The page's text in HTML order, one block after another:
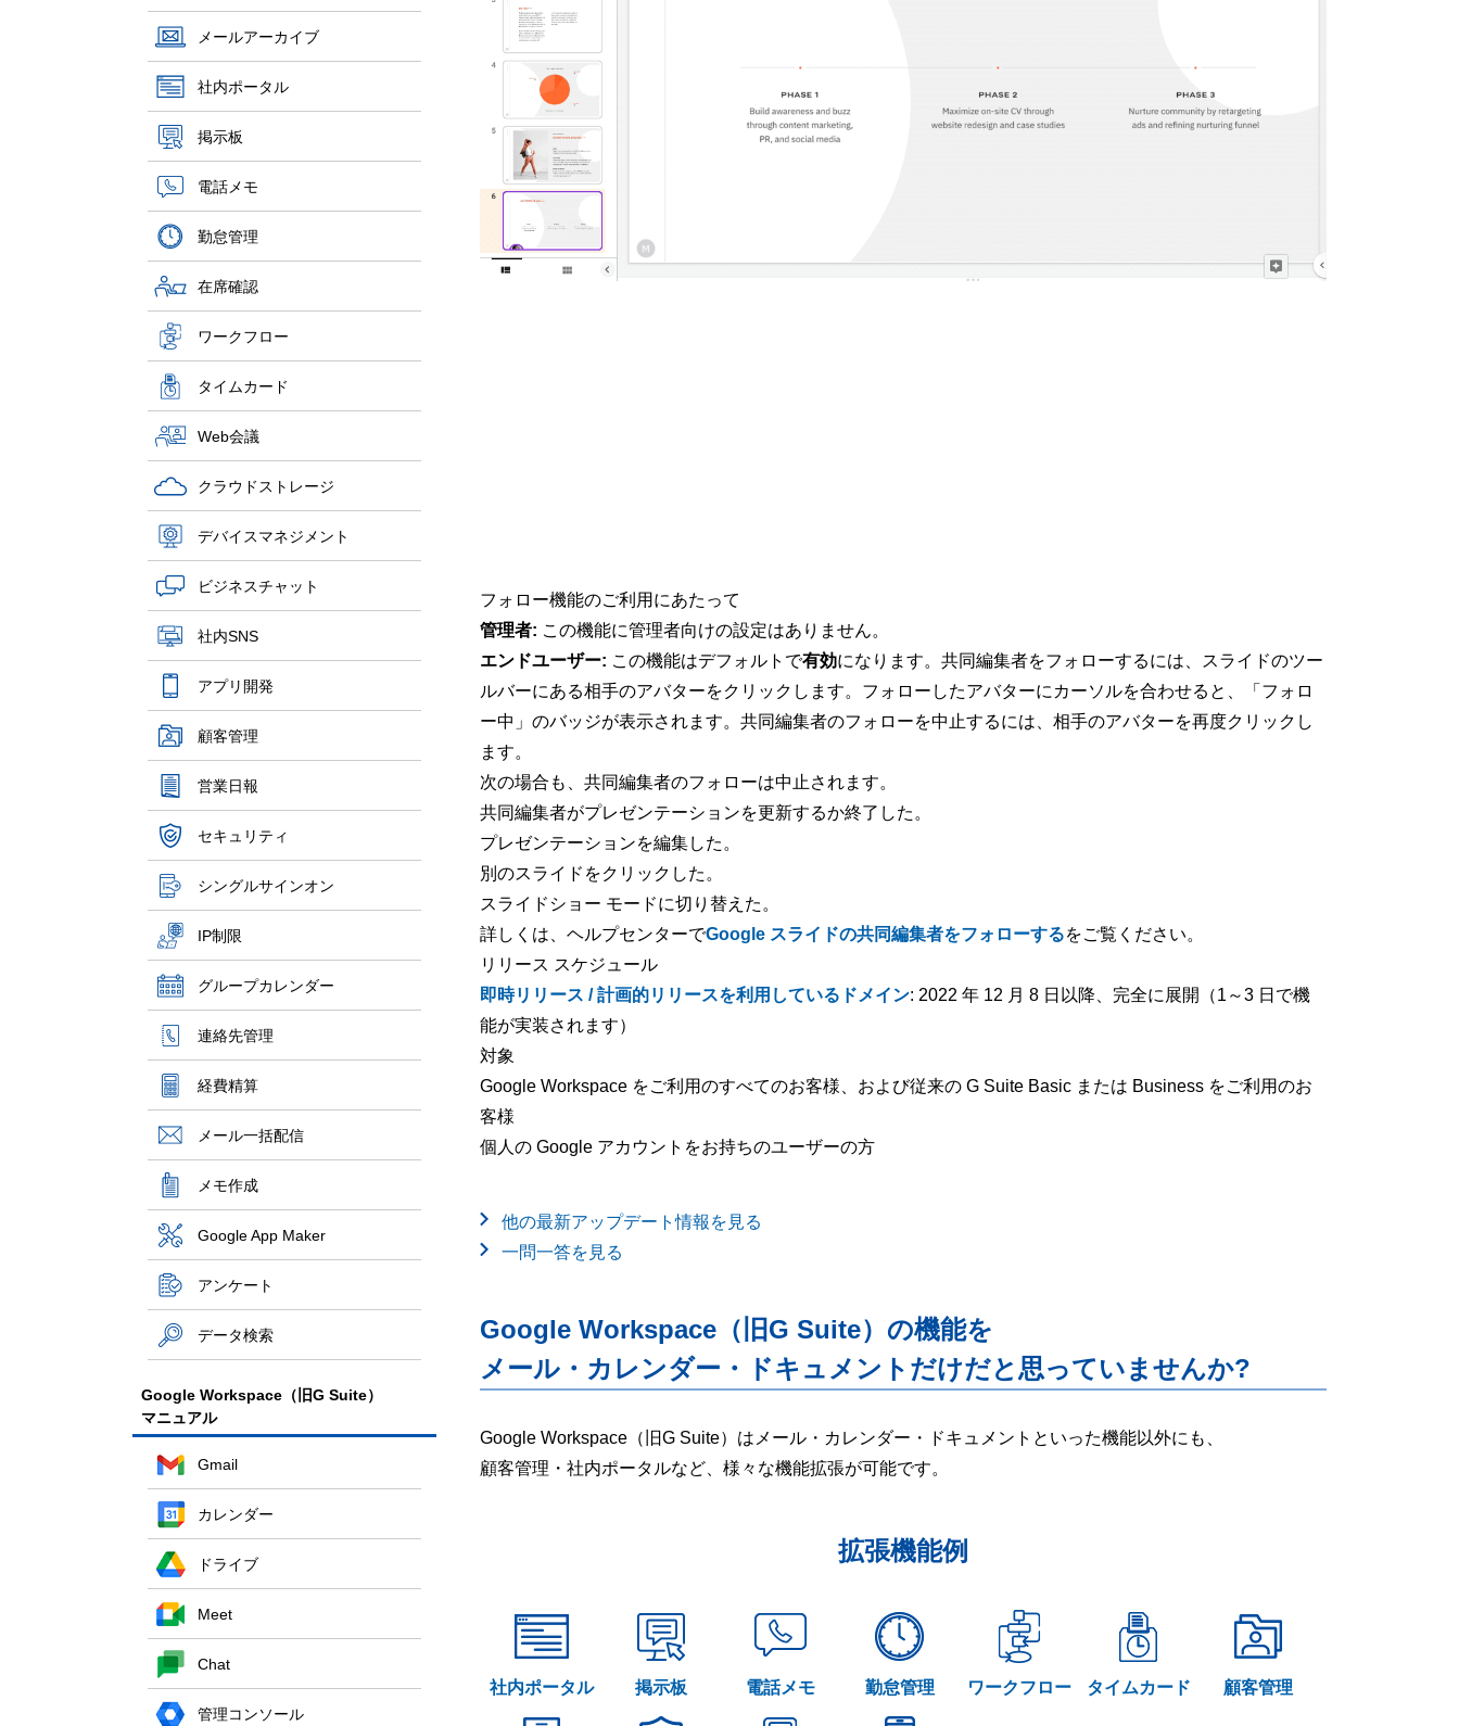
メールアーカイブ
社内ポータル
掲示板
電話メモ
勤怠管理
在席確認
ワークフロー
タイムカード
Web会議
クラウドストレージ
デバイスマネジメント
ビジネスチャット
社内SNS
アプリ開発
顧客管理
営業日報
セキュリティ
シングルサインオン
IP制限
グループカレンダー
連絡先管理
経費精算
メール一括配信
メモ作成
Google App Maker
アンケート
データ検索
Google Workspace（旧G Suite）
マニュアル
Gmail
カレンダー
ドライブ
Meet
Chat
管理コンソール
フォロー機能のご利用にあたって
管理者: この機能に管理者向けの設定はありません。
エンドユーザー: この機能はデフォルトで有効になります。共同編集者をフォローするには、スライドのツー
ルバーにある相手のアバターをクリックします。フォローしたアバターにカーソルを合わせると、「フォロ
ー中」のバッジが表示されます。共同編集者のフォローを中止するには、相手のアバターを再度クリックし
ます。
次の場合も、共同編集者のフォローは中止されます。
共同編集者がプレゼンテーションを更新するか終了した。
プレゼンテーションを編集した。
別のスライドをクリックした。
スライドショー モードに切り替えた。
詳しくは、ヘルプセンターでGoogle スライドの共同編集者をフォローするをご覧ください。
リリース スケジュール
即時リリース / 計画的リリースを利用しているドメイン: 2022 年 12 月 8 日以降、完全に展開（1～3 日で機
能が実装されます）
対象
Google Workspace をご利用のすべてのお客様、および従来の G Suite Basic または Business をご利用のお
客様
個人の Google アカウントをお持ちのユーザーの方
他の最新アップデート情報を見る
一問一答を見る
Google Workspace（旧G Suite）の機能を
メール・カレンダー・ドキュメントだけだと思っていませんか?
Google Workspace（旧G Suite）はメール・カレンダー・ドキュメントといった機能以外にも、
顧客管理・社内ポータルなど、様々な機能拡張が可能です。
拡張機能例
社内ポータル 掲示板 電話メモ 勤怠管理 ワークフロー タイムカード 顧客管理